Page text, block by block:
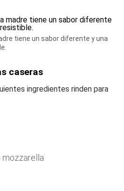
tiene un sabor diferente y una
caseras
ingredientes rinden para
mozzarella